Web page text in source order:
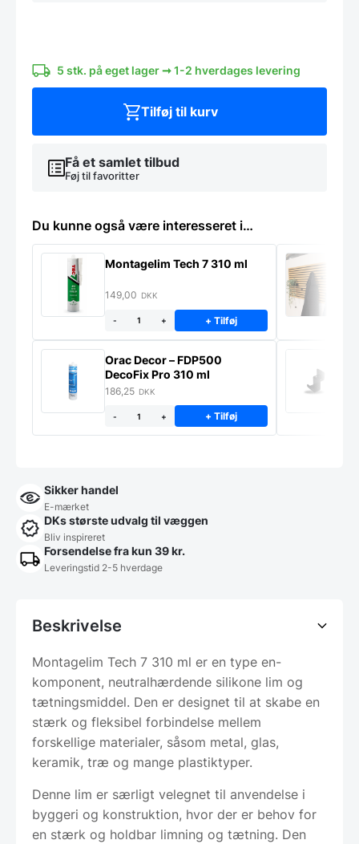
5 stk. på eget lager ➞ 1-2 hverdages levering
Få et samlet tilbud
Føj til favoritter
Tilføj til kurv
Du kunne også være interesseret i…
Montagelim Tech 7 310 ml
149,00 DKK
- + + Tilføj
Orac Decor – FDP500
DecoFix Pro 310 ml
186,25 DKK
- + + Tilføj
Sikker handel
E-mærket
DKs største udvalg til væggen
Bliv inspireret
Forsendelse fra kun 39 kr.
Leveringstid 2-5 hverdage
Beskrivelse
Montagelim Tech 7 310 ml er en type en-
komponent, neutralhærdende silikone lim og
tætningsmiddel. Den er designet til at skabe en
stærk og fleksibel forbindelse mellem
forskellige materialer, såsom metal, glas,
keramik, træ og mange plastiktyper.
Denne lim er særligt velegnet til anvendelse i
byggeri og konstruktion, hvor der er behov for
en stærk og holdbar limning og tætning. Den